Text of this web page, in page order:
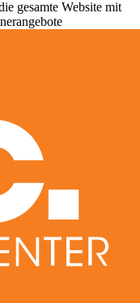
gesamte Website mit